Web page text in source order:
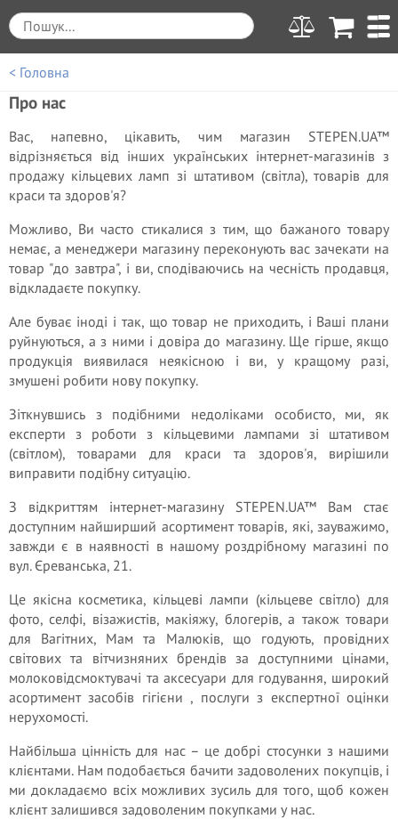
< Головна
Про нас
Вас, напевно, цікавить, чим магазин STEPEN.UA™
відрізняється від інших українських інтернет-магазинів з
продажу кільцевих ламп зі штативом (світла), товарів для
краси та здоров'я?
Можливо, Ви часто стикалися з тим, що бажаного товару
немає, а менеджери магазину переконують вас зачекати на
товар "до завтра", і ви, сподіваючись на чесність продавця,
відкладаєте покупку.
Але буває іноді і так, що товар не приходить, і Ваші плани
руйнуються, а з ними і довіра до магазину. Ще гірше, якщо
продукція виявилася неякісною і ви, у кращому разі,
змушені робити нову покупку.
Зіткнувшись з подібними недоліками особисто, ми, як
експерти з роботи з кільцевими лампами зі штативом
(світлом), товарами для краси та здоров'я, вирішили
виправити подібну ситуацію.
З відкриттям інтернет-магазину STEPEN.UA™ Вам стає
доступним найширший асортимент товарів, які, зауважимо,
завжди є в наявності в нашому роздрібному магазині по
вул. Єреванська, 21.
Це якісна косметика, кільцеві лампи (кільцеве світло) для
фото, селфі, візажистів, макіяжу, блогерів, а також товари
для Вагітних, Мам та Малюків, що годують, провідних
світових та вітчизняних брендів за доступними цінами,
молоковідсмоктувачі та аксесуари для годування, широкий
асортимент засобів гігієни , послуги з експертної оцінки
нерухомості.
Найбільша цінність для нас – це добрі стосунки з нашими
клієнтами. Нам подобається бачити задоволених покупців, і
ми докладаємо всіх можливих зусиль для того, щоб кожен
клієнт залишився задоволеним покупками у нас.